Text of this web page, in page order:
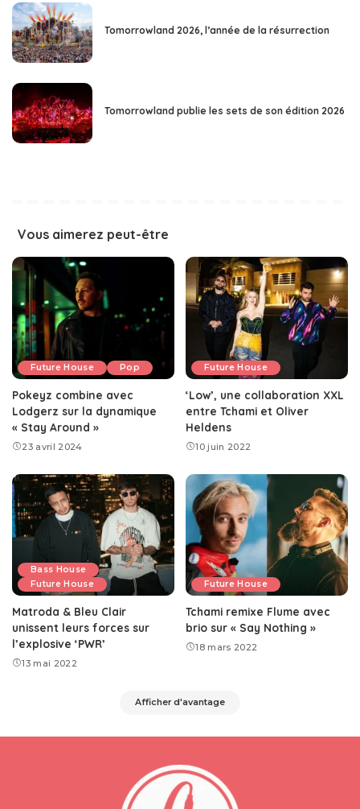
Tomorrowland 2026, l’année de la résurrection
Tomorrowland publie les sets de son édition 2026
Vous aimerez peut-être
Future House Pop
Pokeyz combine avec
Lodgerz sur la dynamique
« Stay Around »
23 avril 2024
Future House
‘Low’, une collaboration XXL
entre Tchami et Oliver
Heldens
10 juin 2022
Bass House
Future House
Matroda & Bleu Clair
unissent leurs forces sur
l’explosive ‘PWR’
13 mai 2022
Future House
Tchami remixe Flume avec
brio sur « Say Nothing »
18 mars 2022
Afficher d'avantage